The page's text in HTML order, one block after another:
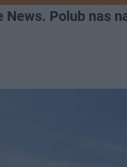
News. Polub nas